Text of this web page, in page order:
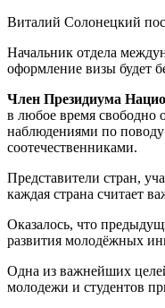
Виталий Солонецкий
Начальник отдела
оформление визы будет
Член Президиума
в любое время свободно
наблюдениями по
соотечественниками.
Представители стран,
каждая страна считает
Оказалось, что
развития молодёжных
Одна из важнейших
молодежи и студентов